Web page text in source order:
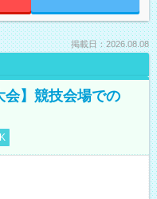
掲載日：2026.08.08
会】競技会場での